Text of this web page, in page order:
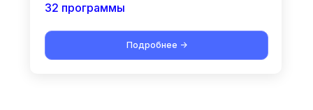
Подробнее ->
32 программы